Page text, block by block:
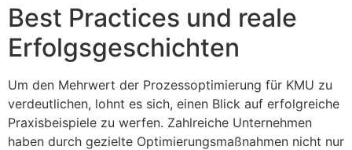
Best Practices und reale
Erfolgsgeschichten
Um den Mehrwert der Prozessoptimierung für KMU zu
verdeutlichen, lohnt es sich, einen Blick auf erfolgreiche
Praxisbeispiele zu werfen. Zahlreiche Unternehmen
haben durch gezielte Optimierungsmaßnahmen nicht nur